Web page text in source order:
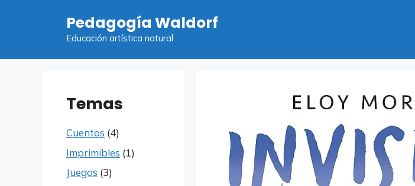
Pedagogía Waldorf
Educación artística natural
Temas
Cuentos (4)
Imprimibles (1)
Juegos (3)